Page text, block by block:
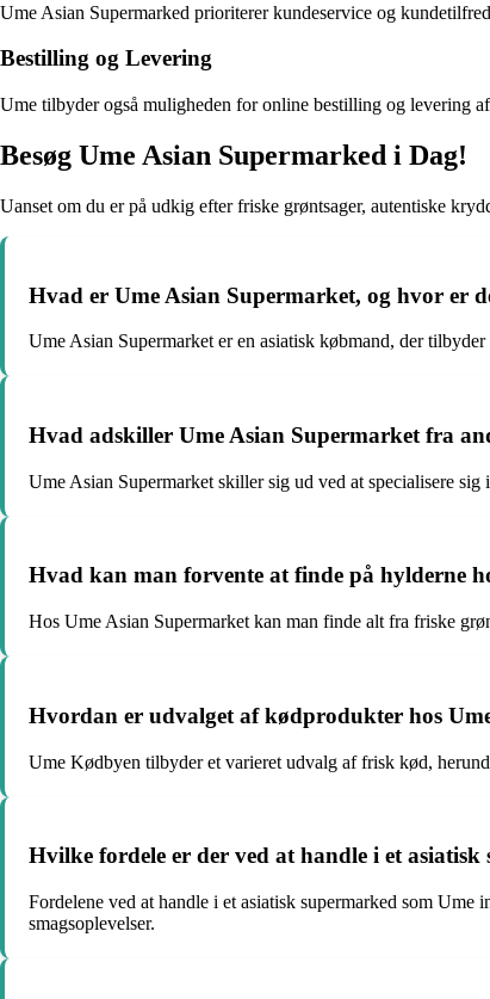
Ume Asian Supermarked prioriterer kundeservice og
Bestilling og Levering
Ume tilbyder også muligheden for online bestilling og levering
Besøg Ume Asian Supermarked i Dag!
Uanset om du er på udkig efter friske grøntsager, autentiske
Hvad er Ume Asian Supermarket, og hvor er
Ume Asian Supermarket er en asiatisk købmand, der
Hvad adskiller Ume Asian Supermarket fra
Ume Asian Supermarket skiller sig ud ved at specialisere
Hvad kan man forvente at finde på hylderne
Hos Ume Asian Supermarket kan man finde alt fra friske
Hvordan er udvalget af kødprodukter hos
Ume Kødbyen tilbyder et varieret udvalg af frisk kød,
Hvilke fordele er der ved at handle i et asiatisk
Fordelene ved at handle i et asiatisk supermarked som
smagsoplevelser.